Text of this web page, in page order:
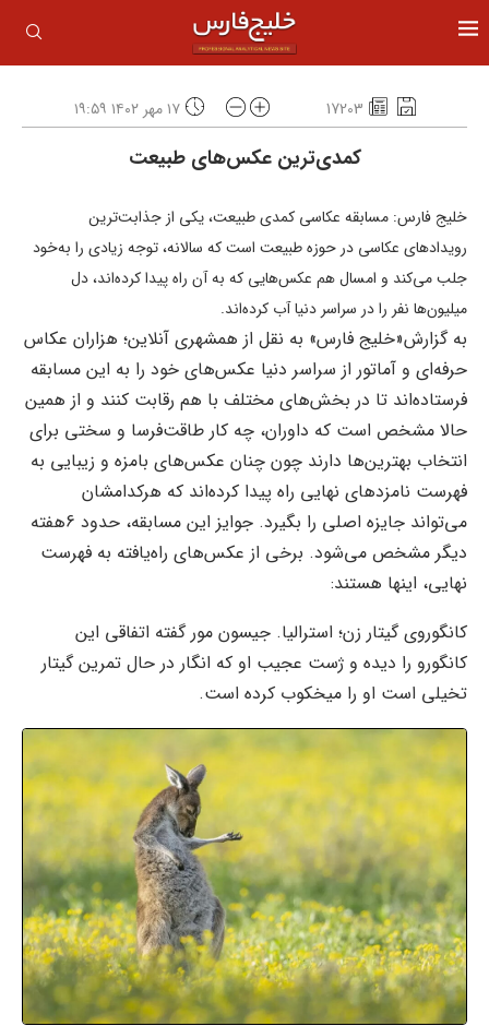
17203 ۱۷ مهر ۱۴۰۲ ۱۹:۵۹
کمدی‌ترین عکس‌های طبیعت
خلیج فارس: مسابقه عکاسی کمدی طبیعت، یکی از جذابت‌ترین
رویدادهای عکاسی در حوزه طبیعت است که سالانه، توجه زیادی را به‌خود
جلب می‌کند و امسال هم عکس‌هایی که به آن راه پیدا کرده‌اند، دل
میلیون‌ها نفر را در سراسر دنیا آب کرده‌اند.​
به گزارش«خلیج فارس» به نقل از همشهری آنلاین؛ هزاران عکاس
حرفه‌ای و آماتور از سراسر دنیا عکس‌های خود را به این مسابقه
فرستاده‌اند تا در بخش‌های مختلف با هم رقابت کنند و از همین
حالا مشخص است که داوران، چه کار طاقت‌فرسا و سختی برای
انتخاب بهترین‌ها دارند چون چنان عکس‌های بامزه و زیبایی به
فهرست نامزدهای نهایی راه پیدا کرده‌اند که هرکدامشان
می‌تواند جایزه اصلی را بگیرد. جوایز این مسابقه، حدود 6هفته
دیگر مشخص می‌شود. برخی از عکس‌های راه‌یافته به فهرست
نهایی، اینها هستند:
کانگوروی گیتار زن؛ استرالیا. جیسون مور گفته اتفاقی این
کانگورو را دیده و ژست عجیب او که انگار در حال تمرین گیتار
تخیلی است او را میخکوب کرده است.